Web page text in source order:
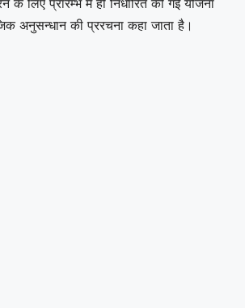
लिए प्रारम्भ में ही निर्धारित की गई योजना
अनुसन्धान की प्ररचना कहा जाता है।